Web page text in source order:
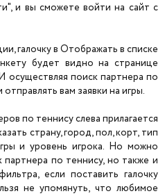
и вы сможете войти на сайт с
галочку в Отображать в списке
будет видно на странице
осуществляя поиск партнера по
вам заявки на игры.
по теннису слева прилагается
страну, город, пол, корт, тип
и уровень игрока. Но можно
по теннису, но также и
если поставить галочку
не упомянуть, что любимое